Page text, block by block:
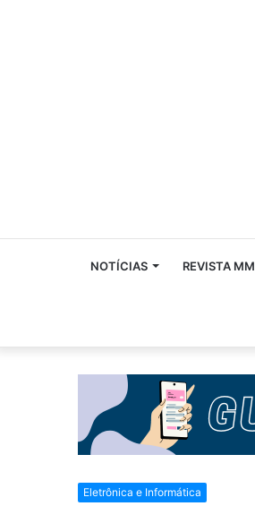
NOTÍCIAS REVISTA MM
Eletrônica e Informática